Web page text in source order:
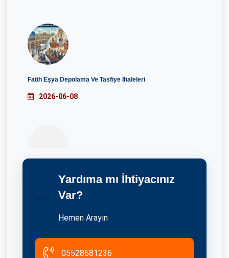
Fatih Eşya Depolama Ve Tasfiye İhaleleri
2026-06-08
Bayrampaşa Eşya Depolama Ve Tasfiye İhaleleri
2026-06-08
Yardıma mı İhtiyacınız
Var?
Hemen Arayın
05528681236